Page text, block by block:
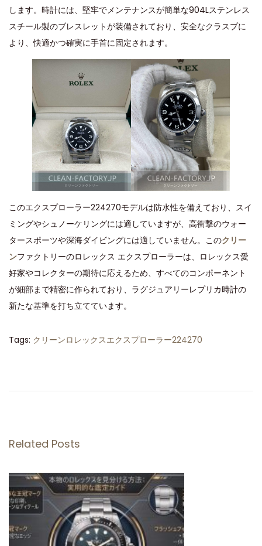
します。時計には、堅牢でメンテナンスが簡単な904Lステンレス
スチール製のブレスレットが装備されており、安全なクラスプに
より、快適かつ確実に手首に固定されます。
このエクスプローラー224270モデルは防水性を備えており、スイ
ミングやシュノーケリングには適していますが、高衝撃のウォー
タースポーツや深海ダイビングには適していません。このクリー
ンファクトリーのロレックス エクスプローラーは、ロレックス愛
好家やコレクターの期待に応えるため、すべてのコンポーネント
が細部まで精密に作られており、ラグジュアリーレプリカ時計の
新たな基準を打ち立てています。
Tags: クリーンロレックスエクスプローラー224270
デ
ト
ジ
ャ
ト
Related Posts